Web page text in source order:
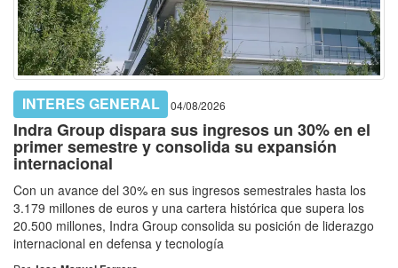
INTERES GENERAL 04/08/2026
Indra Group dispara sus ingresos un 30% en el
primer semestre y consolida su expansión
internacional
Con un avance del 30% en sus ingresos semestrales hasta los
3.179 millones de euros y una cartera histórica que supera los
20.500 millones, Indra Group consolida su posición de liderazgo
internacional en defensa y tecnología